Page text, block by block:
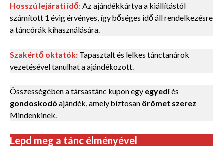
Hosszú lejárati idő: Az ajándékkártya a kiállítástól
számított 1 évig érvényes, így bőséges idő áll rendelkezésre
a táncórák kihasználására.
Szakértő oktatók: Tapasztalt és lelkes tánctanárok
vezetésével tanulhat a ajándékozott.
Összességében a társastánc kupon egy egyediés
gondoskodó ajándék, amely biztosan örömet szerez
Mindenkinek.
Lepd meg a tánc élményével